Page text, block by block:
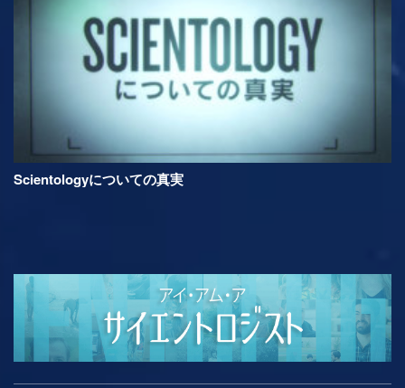
Scientologyについての真実